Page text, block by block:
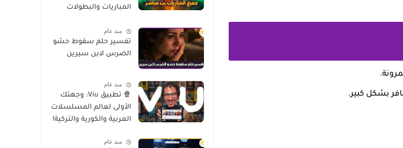
بشكل كبير.
المباريات والبطولات
منذ عام
تفسير حلم سقوط حشو
الضرس لابن سيرين
منذ عام
🍿 تطبيق Viu: وجهتك
الأولى لعالم المسلسلات
العربية والكورية والتركية!
منذ عام